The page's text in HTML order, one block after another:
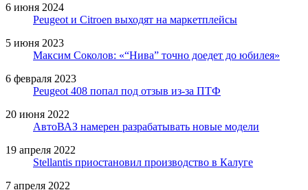
6 июня 2024
Peugeot и Citroen выходят на маркетплейсы
5 июня 2023
Максим Соколов: «“Нива” точно доедет до юбилея»
6 февраля 2023
Peugeot 408 попал под отзыв из-за ПТФ
20 июня 2022
АвтоВАЗ намерен разрабатывать новые модели
19 апреля 2022
Stellantis приостановил производство в Калуге
7 апреля 2022